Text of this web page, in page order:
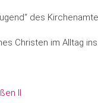
des
Christen im Alltag
II